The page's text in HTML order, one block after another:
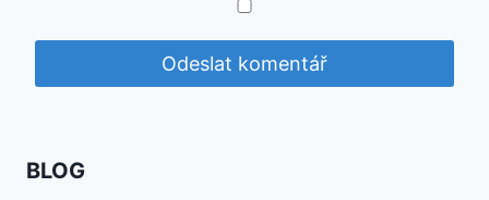
BLOG